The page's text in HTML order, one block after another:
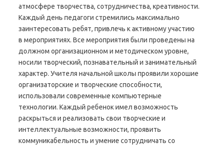
атмосфере творчества, сотрудничества, креативности.
Каждый день педагоги стремились максимально
заинтересовать ребят, привлечь к активному участию
в мероприятиях. Все мероприятия были проведены на
должном организационном и методическом уровне,
носили творческий, познавательный и занимательный
характер. Учителя начальной школы проявили хорошие
организаторские и творческие способности,
использовали современные компьютерные
технологии. Каждый ребенок имел возможность
раскрыться и реализовать свои творческие и
интеллектуальные возможности, проявить
коммуникабельность и умение сотрудничать со